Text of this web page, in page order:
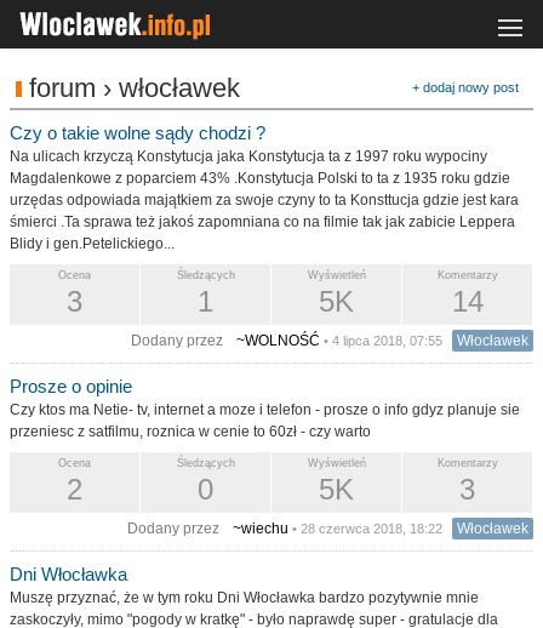
forum › włocławek + dodaj nowy post
Czy o takie wolne sądy chodzi ?
Na ulicach krzyczą Konstytucja jaka Konstytucja ta z 1997 roku wypociny
Magdalenkowe z poparciem 43% .Konstytucja Polski to ta z 1935 roku gdzie
urzędas odpowiada majątkiem za swoje czyny to ta Konsttucja gdzie jest kara
śmierci .Ta sprawa też jakoś zapomniana co na filmie tak jak zabicie Leppera
Blidy i gen.Petelickiego...
Komentarzy
14
Wyświetleń
5K
Śledzących
1
Ocena
3
Dodany przez ~WOLNOŚĆ • 4 lipca 2018, 07:55 Włocławek
Prosze o opinie
Czy ktos ma Netie- tv, internet a moze i telefon - prosze o info gdyz planuje sie
przeniesc z satfilmu, roznica w cenie to 60zł - czy warto
Komentarzy
3
Wyświetleń
5K
Śledzących
0
Ocena
2
Dodany przez ~wiechu • 28 czerwca 2018, 18:22 Włocławek
Dni Włocławka
Muszę przyznać, że w tym roku Dni Włocławka bardzo pozytywnie mnie
zaskoczyły, mimo "pogody w kratkę" - było naprawdę super - gratulacje dla